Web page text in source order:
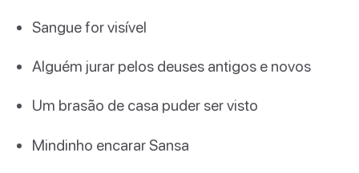
Sangue for visível
Alguém jurar pelos deuses antigos e novos
Um brasão de casa puder ser visto
Mindinho encarar Sansa